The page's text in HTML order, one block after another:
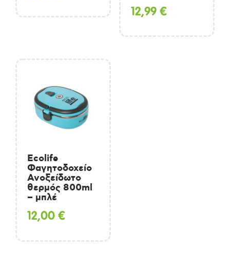
12,99€
Ecolife
Φαγητοδοχείο
Ανοξείδωτο
θερμός 800ml
– μπλέ
12,00€